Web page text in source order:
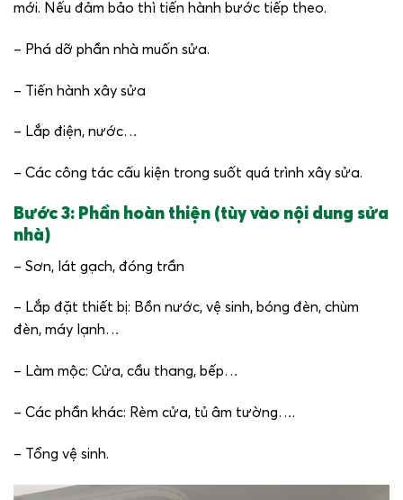
mới. Nếu đảm bảo thì tiến hành bước tiếp theo.
– Phá dỡ phần nhà muốn sửa.
– Tiến hành xây sửa
– Lắp điện, nước…
– Các công tác cấu kiện trong suốt quá trình xây sửa.
Bước 3: Phần hoàn thiện (tùy vào nội dung sửa
nhà)
– Sơn, lát gạch, đóng trần
– Lắp đặt thiết bị: Bồn nước, vệ sinh, bóng đèn, chùm
đèn, máy lạnh…
– Làm mộc: Cửa, cầu thang, bếp…
– Các phần khác: Rèm cửa, tủ âm tường….
– Tổng vệ sinh.